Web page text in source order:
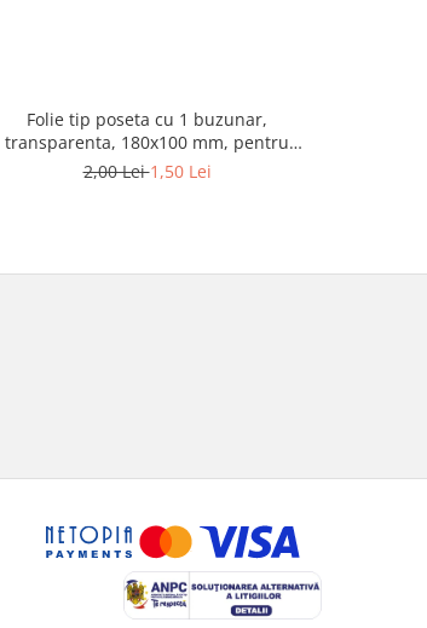
Folie tip poseta cu 1 buzunar,
transparenta, 180x100 mm, pentru
bancnote
2,00 Lei1,50 Lei